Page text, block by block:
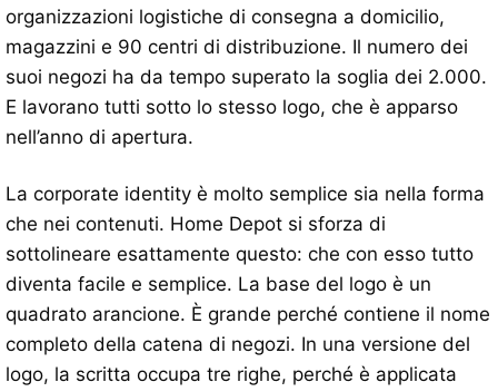
organizzazioni logistiche di consegna a domicilio,
magazzini e 90 centri di distribuzione. Il numero dei
suoi negozi ha da tempo superato la soglia dei 2.000.
E lavorano tutti sotto lo stesso logo, che è apparso
nell’anno di apertura.
La corporate identity è molto semplice sia nella forma
che nei contenuti. Home Depot si sforza di
sottolineare esattamente questo: che con esso tutto
diventa facile e semplice. La base del logo è un
quadrato arancione. È grande perché contiene il nome
completo della catena di negozi. In una versione del
logo, la scritta occupa tre righe, perché è applicata